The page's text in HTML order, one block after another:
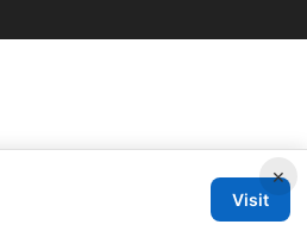
×
Visit